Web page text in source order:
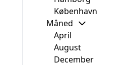
København
Måned
April
August
December